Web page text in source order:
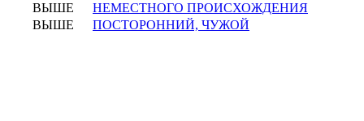
ВЫШЕ
НЕМЕСТНОГО ПРОИСХОЖДЕНИЯ
ВЫШЕ
ПОСТОРОННИЙ, ЧУЖОЙ